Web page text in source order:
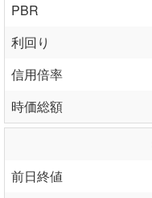
PBR
利回り
信用倍率
時価総額
前日終値